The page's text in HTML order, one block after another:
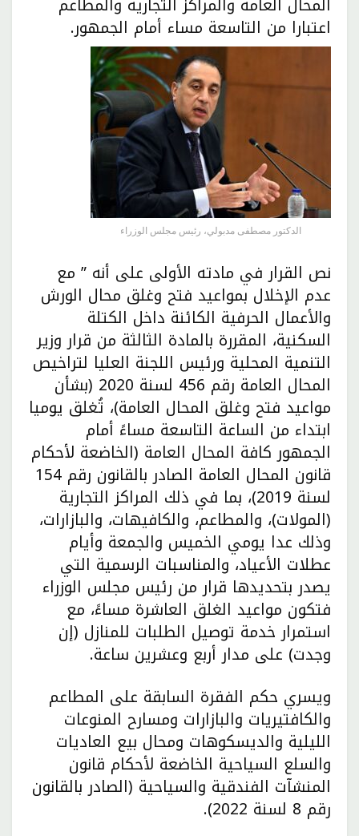
اعتبارا من التاسعة مساء أمام الجمهور.
الدكتور مصطفى مدبولي، رئيس مجلس الوزراء
نص القرار في مادته الأولى على أنه ” مع
عدم الإخلال بمواعيد فتح وغلق محال الورش
والأعمال الحرفية الكائنة داخل الكتلة
السكنية، المقررة بالمادة الثالثة من قرار وزير
التنمية المحلية ورئيس اللجنة العليا لتراخيص
المحال العامة رقم 456 لسنة 2020 (بشأن
مواعيد فتح وغلق المحال العامة)، تُغلق يوميا
ابتداء من الساعة التاسعة مساءً أمام
الجمهور كافة المحال العامة (الخاضعة لأحكام
قانون المحال العامة الصادر بالقانون رقم 154
لسنة 2019)، بما في ذلك المراكز التجارية
(المولات)، والمطاعم، والكافيهات، والبازارات،
وذلك عدا يومي الخميس والجمعة وأيام
عطلات الأعياد، والمناسبات الرسمية التي
يصدر بتحديدها قرار من رئيس مجلس الوزراء
فتكون مواعيد الغلق العاشرة مساءً، مع
استمرار خدمة توصيل الطلبات للمنازل (إن
وجدت) على مدار أربع وعشرين ساعة.
ويسري حكم الفقرة السابقة على المطاعم
والكافتيريات والبازارات ومسارح المنوعات
الليلية والديسكوهات ومحال بيع العاديات
والسلع السياحية الخاضعة لأحكام قانون
المنشآت الفندقية والسياحية (الصادر بالقانون
رقم 8 لسنة 2022).